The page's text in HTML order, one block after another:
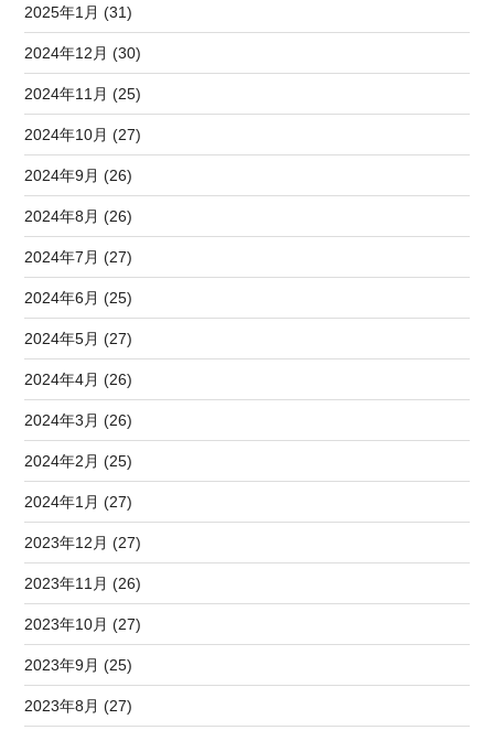
2025年1月 (31)
2024年12月 (30)
2024年11月 (25)
2024年10月 (27)
2024年9月 (26)
2024年8月 (26)
2024年7月 (27)
2024年6月 (25)
2024年5月 (27)
2024年4月 (26)
2024年3月 (26)
2024年2月 (25)
2024年1月 (27)
2023年12月 (27)
2023年11月 (26)
2023年10月 (27)
2023年9月 (25)
2023年8月 (27)